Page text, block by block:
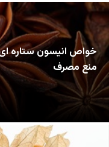
خواص انیسون ستاره
منع مصرف